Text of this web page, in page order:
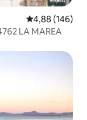
Classificação
4,88 (146)
LA MAREA